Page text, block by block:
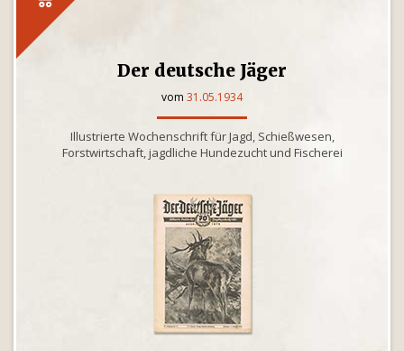
Der deutsche Jäger
vom 31.05.1934
Illustrierte Wochenschrift für Jagd, Schießwesen,
Forstwirtschaft, jagdliche Hundezucht und Fischerei